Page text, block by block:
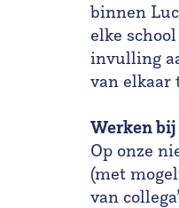
binnen
elke
invulling
van elkaar
Werken
Op onze
(met
van